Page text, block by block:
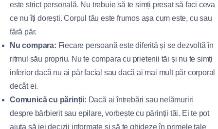
este strict personală. Nu trebuie să te simți presat să faci ceva
ce nu îți dorești. Corpul tău este frumos așa cum este, cu sau
fără păr.
Nu compara: Fiecare persoană este diferită și se dezvoltă în
ritmul său propriu. Nu te compara cu prietenii tăi și nu te simți
inferior dacă nu ai păr facial sau dacă ai mai mult păr corporal
decât ei.
Comunică cu părinții: Dacă ai întrebări sau nelămuriri
despre bărbierit sau epilare, vorbește cu părinții tăi. Ei te pot
ajuta să iei decizii informate și să te ghideze în primele tale